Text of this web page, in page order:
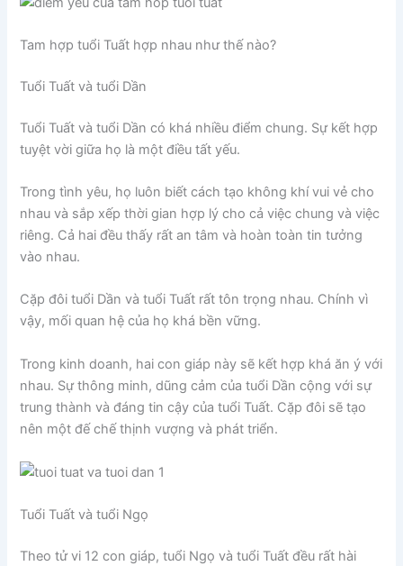
Tam hợp tuổi Tuất hợp nhau như thế nào?
Tuổi Tuất và tuổi Dần
Tuổi Tuất và tuổi Dần có khá nhiều điểm chung. Sự kết hợp
tuyệt vời giữa họ là một điều tất yếu.
Trong tình yêu, họ luôn biết cách tạo không khí vui vẻ cho
nhau và sắp xếp thời gian hợp lý cho cả việc chung và việc
riêng. Cả hai đều thấy rất an tâm và hoàn toàn tin tưởng
vào nhau.
Cặp đôi tuổi Dần và tuổi Tuất rất tôn trọng nhau. Chính vì
vậy, mối quan hệ của họ khá bền vững.
Trong kinh doanh, hai con giáp này sẽ kết hợp khá ăn ý với
nhau. Sự thông minh, dũng cảm của tuổi Dần cộng với sự
trung thành và đáng tin cậy của tuổi Tuất. Cặp đôi sẽ tạo
nên một đế chế thịnh vượng và phát triển.
Tuổi Tuất và tuổi Ngọ
Theo tử vi 12 con giáp, tuổi Ngọ và tuổi Tuất đều rất hài